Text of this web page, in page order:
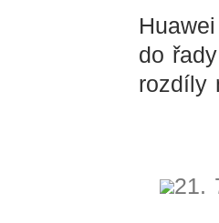
do
rozdíly
21.